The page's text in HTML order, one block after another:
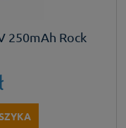
250mAh Rock